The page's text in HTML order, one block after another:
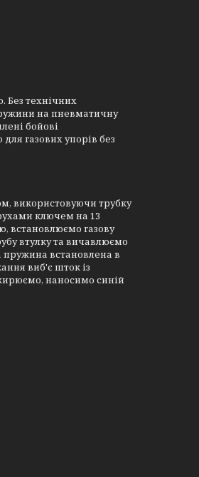
Без технічних
на пневматичну
бойові
газових упорів без
використовуючи трубку
ключем на 13
встановлюємо газову
втулку та вичавлюємо
пружина встановлена в
виб'є шток із
наносимо синій